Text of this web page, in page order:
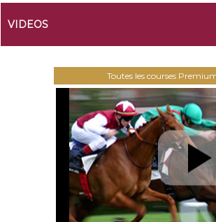
VIDEOS
Toutes les courses